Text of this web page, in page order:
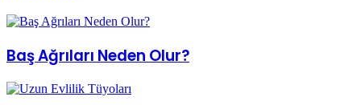
Baş Ağrıları Neden Olur?